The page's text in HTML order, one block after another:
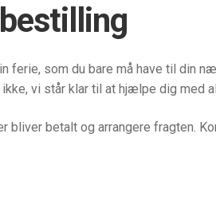
ferie, som du bare må have til din
vi står klar til at hjælpe dig med
bliver betalt og arrangere fragten.